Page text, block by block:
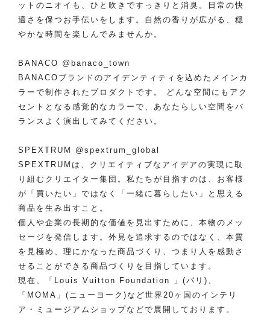
ットのニオイも、ひと吹きですっきりと消臭。日常の快
適さを保つお手伝いをします。自然の香りが広がる、穏
やかな時間を楽しんでみませんか。
BANACO @banaco_town
BANACOブランドのアイデンティティを込めたメインカ
ラーで制作されたプロダクトです。 どんな空間にもアク
セントとなる感覚的なカラーで、あなたらしい空間をバ
ランスよく演出してみてください。
SPEXTRUM @spextrum_global
SPEXTRUMは、クリエイティブなアイデアの実現に取
り組むクリエイター集団。私たちが目指すのは、お客様
が「買いたい」ではなく「一緒に暮らしたい」と思える
商品を生み出すこと。
個人や企業の長期的な価値を見出すために、本物のメッ
セージを発信します。外見を追求するのではなく、本質
を見極め、理にかなった商品づくり、つまり人を感動さ
せることができる商品づくりを目指しています。
現在、「Louis Vuitton Foundation 」(パリ)、
「MOMA」(ニューヨーク)など世界20ヶ国のインテリ
ア・ミュージアムショップなどで展開しております。